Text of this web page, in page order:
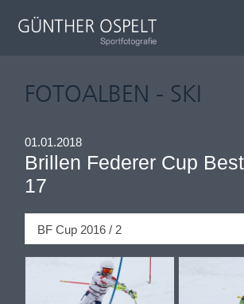
FOTOALBEN - SKI
01.01.2018
Brillen Federer Cup
17